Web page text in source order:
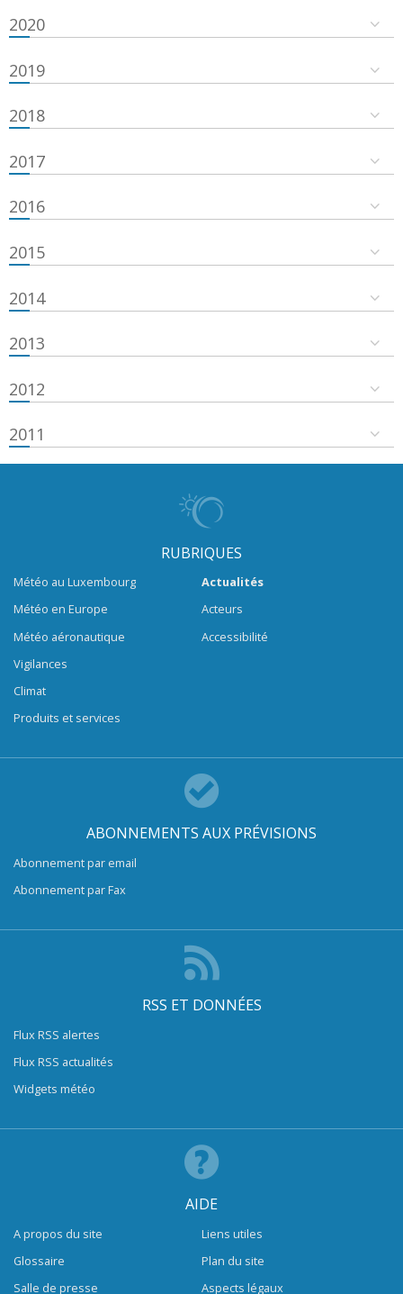
2020
2019
2018
2017
2016
2015
2014
2013
2012
2011
RUBRIQUES
Météo au Luxembourg
Météo en Europe
Météo aéronautique
Vigilances
Climat
Produits et services
Actualités
Acteurs
Accessibilité
ABONNEMENTS AUX PRÉVISIONS
Abonnement par email
Abonnement par Fax
RSS ET DONNÉES
Flux RSS alertes
Flux RSS actualités
Widgets météo
AIDE
A propos du site
Glossaire
Salle de presse
Liens utiles
Plan du site
Aspects légaux